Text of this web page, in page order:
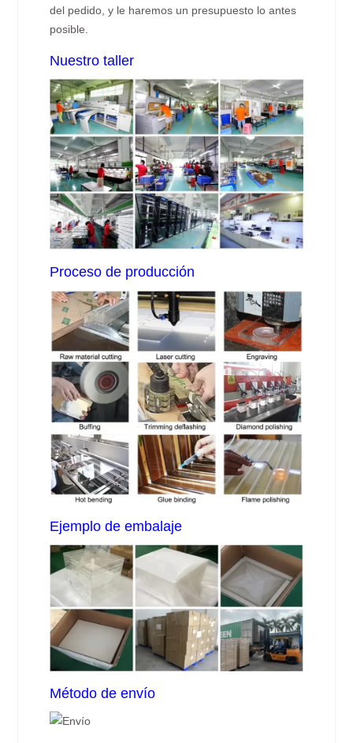
del pedido, y le haremos un presupuesto lo antes
posible.
Nuestro taller
Proceso de producción
Ejemplo de embalaje
Método de envío